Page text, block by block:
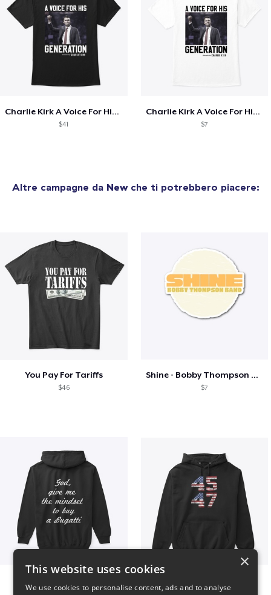
Charlie Kirk A Voice For His Generation
$41
Charlie Kirk A Voice For His Generation
$7
Altre campagne da Newche ti potrebbero piacere:
You Pay For Tariffs
$46
Shine - Bobby Thompson Band Merch
$7
$51 $40
×
This website uses cookies
We use cookies to personalise content, ads and to analyse